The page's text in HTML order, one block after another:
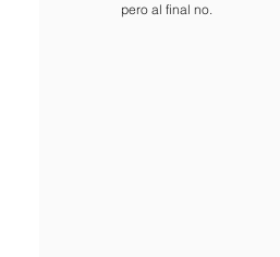
pero al final no.